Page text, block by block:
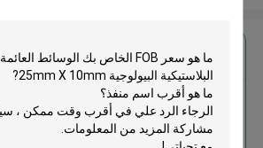
احصل على افضل